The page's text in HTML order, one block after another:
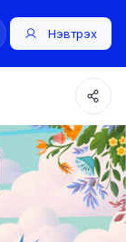
Нэвтрэх